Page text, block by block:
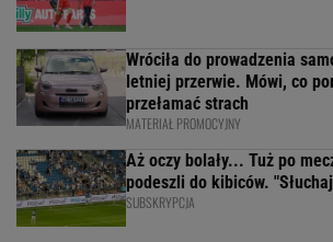
Wróciła do prowadzenia
letniej przerwie. Mówi, co
przełamać strach
MATERIAŁ PROMOCYJNY
Aż oczy bolały... Tuż po
podeszli do kibiców.
SUBSKRYPCJA